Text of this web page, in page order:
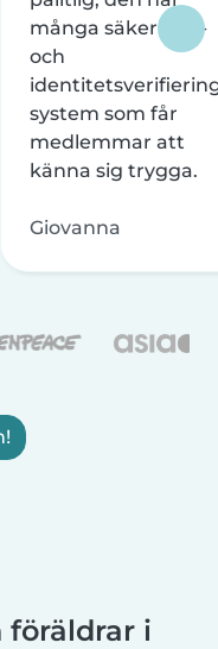
många säkerhets-
och
system som får
medlemmar att
känna sig trygga.
Giovanna
föräldrar i